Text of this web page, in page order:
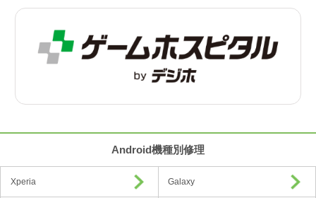
Android機種別修理
Xperia Galaxy